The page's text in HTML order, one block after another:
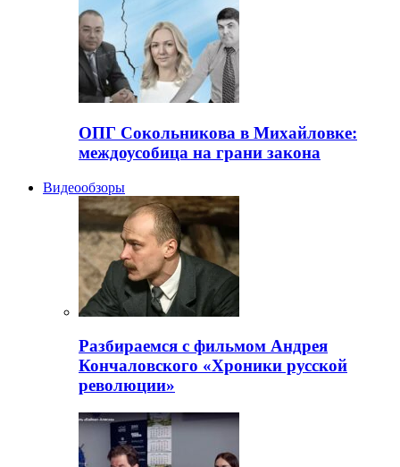
ОПГ Сокольникова в Михайловке:
междоусобица на грани закона
Видеообзоры
Разбираемся с фильмом Андрея
Кончаловского «Хроники русской
революции»